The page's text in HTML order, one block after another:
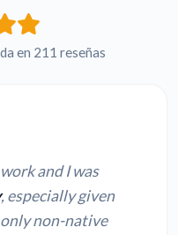
en 211 reseñas
and I was
, especially given
non-native